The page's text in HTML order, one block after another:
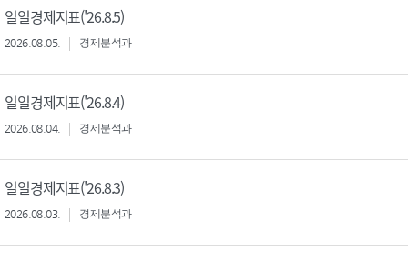
일일경제지표('26.8.5)
2026.08.05. 경제분석과
일일경제지표('26.8.4)
2026.08.04. 경제분석과
일일경제지표('26.8.3)
2026.08.03. 경제분석과